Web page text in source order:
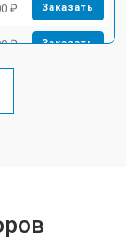
₽ Заказать
₽ Заказать